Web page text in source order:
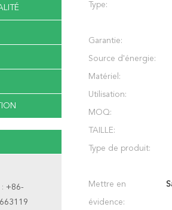
+86-
Type:
Garantie:
Source d'énergie:
Matériel:
Utilisation:
MOQ:
TAILLE:
Type de produit:
Mettre en
évidence: